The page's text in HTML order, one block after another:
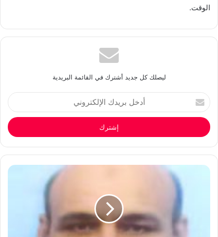
الوقت.
ليصلك كل جديد أشترك في القائمة البريدية
أدخل
بريدك
الإلكتروني